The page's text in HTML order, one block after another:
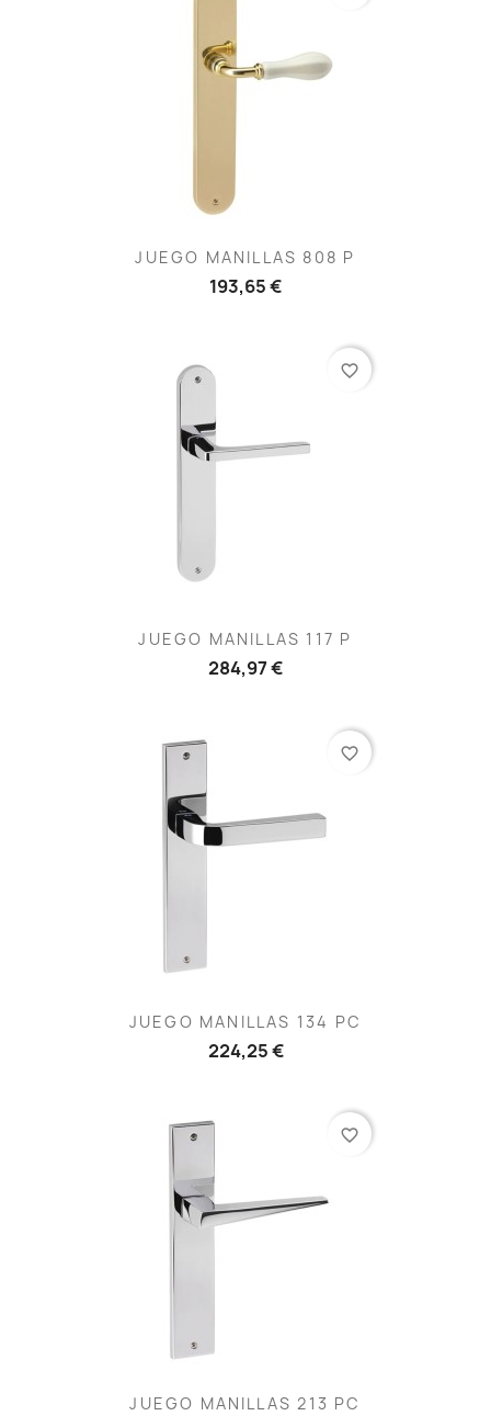
JUEGO MANILLAS 808 P
193,65 €
JUEGO MANILLAS 117 P
284,97 €
favorite_border
JUEGO MANILLAS 134 PC
224,25 €
favorite_border
JUEGO MANILLAS 213 PC
favorite_border